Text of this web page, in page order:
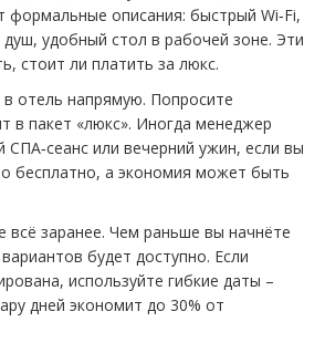
формальные описания: быстрый Wi‑Fi,
удобный стол в рабочей зоне. Эти
стоит ли платить за люкс.
отель напрямую. Попросите
в пакет «люкс». Иногда менеджер
СПА‑сеанс или вечерний ужин, если вы
бесплатно, а экономия может быть
всё заранее. Чем раньше вы начнёте
будет доступно. Если
используйте гибкие даты –
дней экономит до 30% от